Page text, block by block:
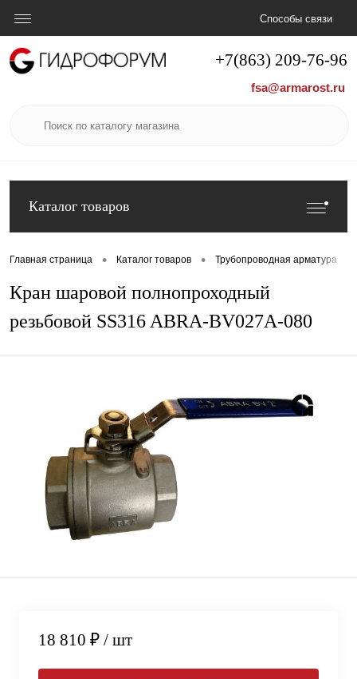
+7(863) 209-76-96
fsa@armarost.ru
Способы связи
Каталог товаров
Главная страница • Каталог товаров • Трубопроводная арматура
Кран шаровой полнопроходный
резьбовой SS316 ABRA-BV027A-080
18 810 ₽ / шт